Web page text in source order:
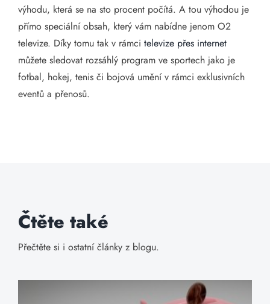
výhodu, která se na sto procent počítá. A tou výhodou je
přímo speciální obsah, který vám nabídne jenom O2
televize. Díky tomu tak v rámci televize přes internet
můžete sledovat rozsáhlý program ve sportech jako je
fotbal, hokej, tenis či bojová umění v rámci exklusivních
eventů a přenosů.
Čtěte také
Přečtěte si i ostatní články z blogu.